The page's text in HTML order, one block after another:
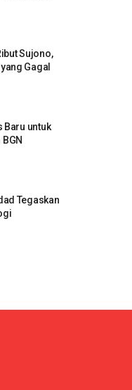
Sujono,
Gagal
Baru untuk
Tegaskan